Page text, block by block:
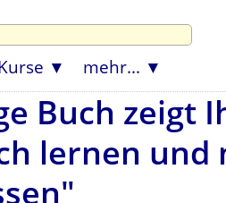
mehr...
Buch zeigt
lernen und